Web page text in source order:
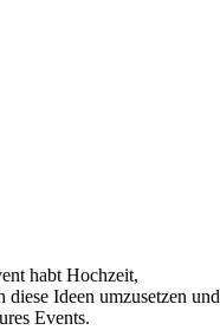
habt Hochzeit,
Ideen umzusetzen und
Events.